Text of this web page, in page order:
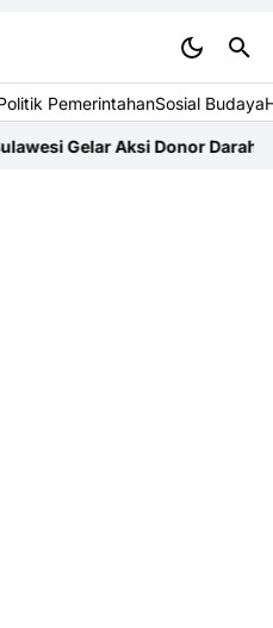
PemerintahanSosial Budaya
Aksi Donor Darah Serentak